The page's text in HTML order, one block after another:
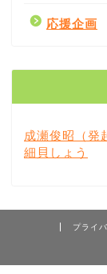
応援企画
成瀬俊昭（発
細貝しょう
プライ